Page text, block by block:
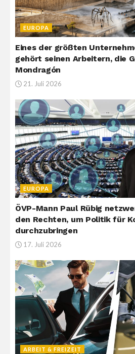
EUROPA
Eines der größten
gehört seinen Arbeitern, die
Mondragón
21. Juli 2026
EUROPA
ÖVP-Mann Paul Rübig
den Rechten, um Politik für
durchzubringen
17. Juli 2026
ARBEIT & FREIZEIT